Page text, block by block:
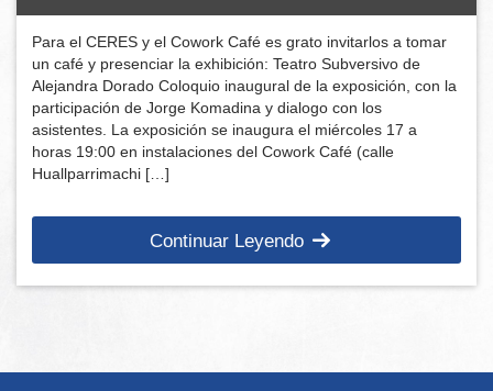
Para el CERES y el Cowork Café es grato invitarlos a tomar
un café y presenciar la exhibición: Teatro Subversivo de
Alejandra Dorado Coloquio inaugural de la exposición, con la
participación de Jorge Komadina y dialogo con los
asistentes. La exposición se inaugura el miércoles 17 a
horas 19:00 en instalaciones del Cowork Café (calle
Huallparrimachi […]
Continuar Leyendo